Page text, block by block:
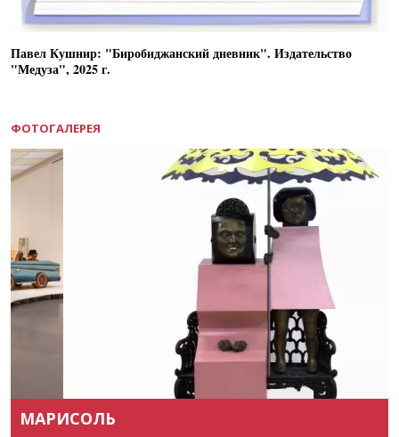
Павел Кушнир: "Биробиджанский дневник". Издательство
"Медуза", 2025 г.
ФОТОГАЛЕРЕЯ
МАРИСОЛЬ